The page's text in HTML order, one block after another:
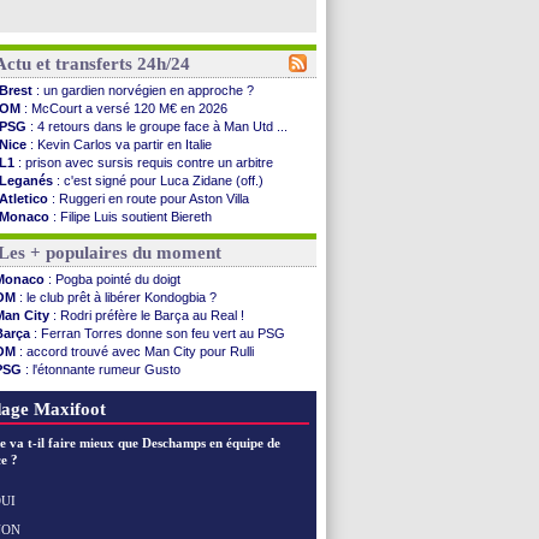
et transferts 24h/24
Brest : un gardien norvégien en approche ?
OM : McCourt a versé 120 M€ en 2026
PSG : 4 retours dans le groupe face à Man Utd ...
Nice : Kevin Carlos va partir en Italie
L1 : prison avec sursis requis contre un arbitre
Leganés : c'est signé pour Luca Zidane (off.)
Atletico : Ruggeri en route pour Aston Villa
Monaco : Filipe Luis soutient Biereth
Lyon: Mangala prêté à Getafe (officiel)
PSG : Nsoki va signer en Croatie
Arsenal: Naples vise Gabriel Jesus
Real: Mastantuono prêté à la Fiorentina (off.)
Man City: accord avec le Barça pour Rodri ?
Rennes : Haise a prolongé (officiel)
Palace : Tomiyasu a convaincu (officiel)
OM : B. Genesio - "ce n'est pas idéal"
TFC : Sion Oppong signe pour 4 ans (officiel)
Norvège: la démission d'Infantino réclamée
Monaco: Filipe Luis veut remplacer Akliouche
Grenade
OM
+ populaires du moment
: Pogba pointé du doigt
: le club prêt à libérer Kondogbia ?
City : Rodri préfère le Barça au Real !
: Ferran Torres donne son feu vert au PSG
: accord trouvé avec Man City pour Rulli
: l'étonnante rumeur Gusto
: Owori battu à mort à Kampala
Maxifoot
va t-il faire mieux que Deschamps en équipe de
?